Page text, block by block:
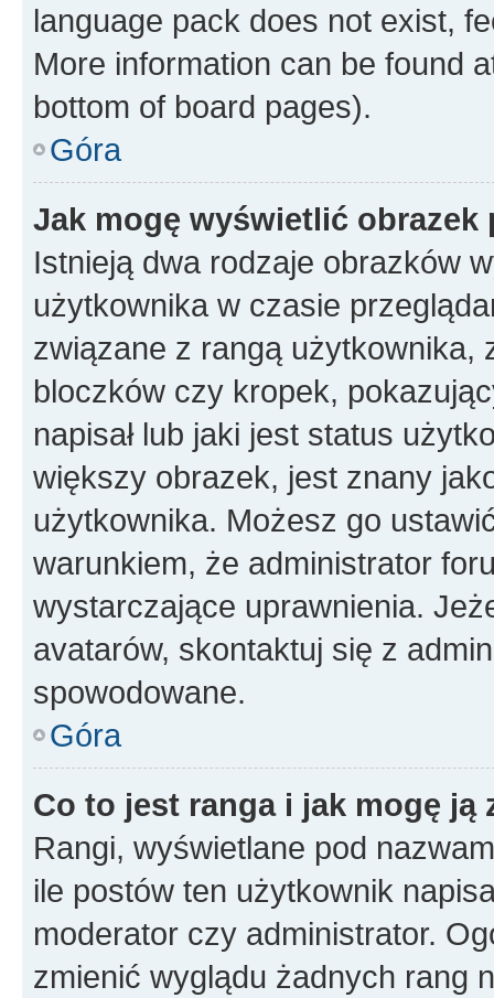
language pack does not exist,
More information can be found
bottom of board pages).
Góra
Jak mogę wyświetlić
Istnieją dwa rodzaje obrazków
użytkownika w czasie
związane z rangą użytkownika,
bloczków czy kropek,
napisał lub jaki jest status
większy obrazek, jest znany
użytkownika. Możesz go
warunkiem, że administrator
wystarczające uprawnienia.
avatarów, skontaktuj się z
spowodowane.
Góra
Co to jest ranga i jak mogę ją
Rangi, wyświetlane pod
ile postów ten użytkownik
moderator czy administrator.
zmienić wyglądu żadnych rang